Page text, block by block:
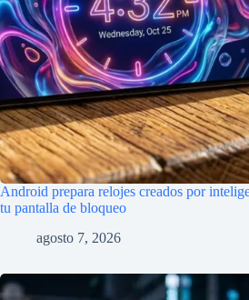
Android prepara relojes creados por
tu pantalla de bloqueo
agosto 7, 2026